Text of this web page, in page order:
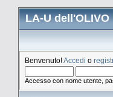
LA-U dell'OLIVO
Benvenuto!Accedi o
Accesso con nome utente,